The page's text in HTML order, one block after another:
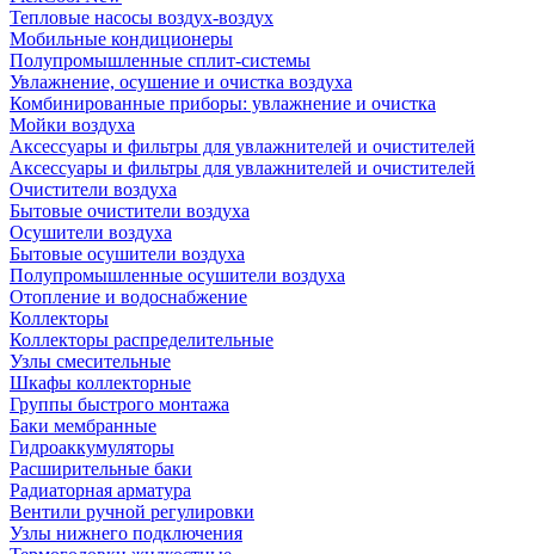
Тепловые насосы воздух-воздух
Мобильные кондиционеры
Полупромышленные сплит-системы
Увлажнение, осушение и очистка воздуха
Комбинированные приборы: увлажнение и очистка
Мойки воздуха
Аксессуары и фильтры для увлажнителей и очистителей
Аксессуары и фильтры для увлажнителей и очистителей
Очистители воздуха
Бытовые очистители воздуха
Осушители воздуха
Бытовые осушители воздуха
Полупромышленные осушители воздуха
Отопление и водоснабжение
Коллекторы
Коллекторы распределительные
Узлы смесительные
Шкафы коллекторные
Группы быстрого монтажа
Баки мембранные
Гидроаккумуляторы
Расширительные баки
Радиаторная арматура
Вентили ручной регулировки
Узлы нижнего подключения